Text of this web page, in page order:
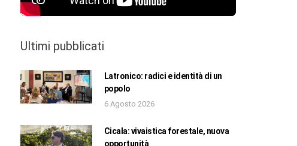
Ultimi pubblicati
Latronico: radici e identità di un
popolo
6 Agosto 2026
Cicala: vivaistica forestale, nuova
opportunità